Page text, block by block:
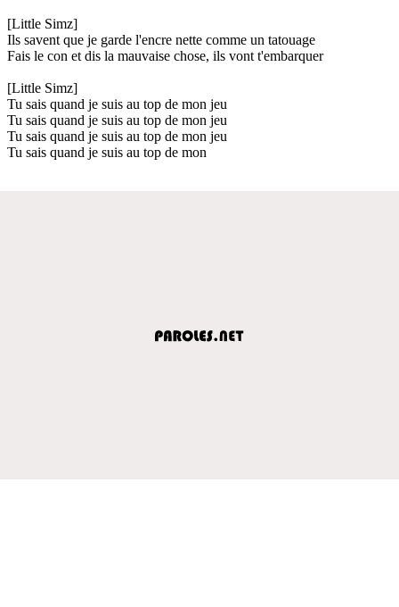
[Little Simz]
Ils savent que je garde l'encre nette comme un tatouage
Fais le con et dis la mauvaise chose, ils vont t'embarquer
[Little Simz]
Tu sais quand je suis au top de mon jeu
Tu sais quand je suis au top de mon jeu
Tu sais quand je suis au top de mon jeu
Tu sais quand je suis au top de mon